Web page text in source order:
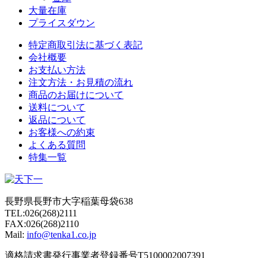
大量在庫
プライスダウン
特定商取引法に基づく表記
会社概要
お支払い方法
注文方法・お見積の流れ
商品のお届けについて
送料について
返品について
お客様への約束
よくある質問
特集一覧
長野県長野市大字稲葉母袋638
TEL:026(268)2111
FAX:026(268)2110
Mail: info@tenka1.co.jp
適格請求書発行事業者登録番号T5100002007391